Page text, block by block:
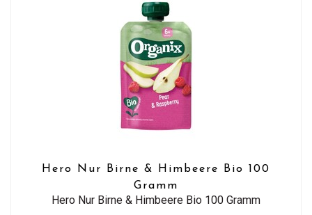
Hero Nur Birne & Himbeere Bio 100
Gramm
Hero Nur Birne & Himbeere Bio 100 Gramm